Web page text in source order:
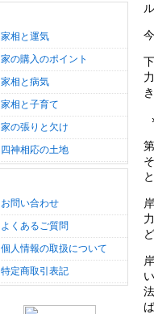
家相と運気
家の購入のポイント
家相と病気
家相と子育て
家の張りと欠け
四神相応の土地
お問い合わせ
よくあるご質問
個人情報の取扱について
特定商取引表記